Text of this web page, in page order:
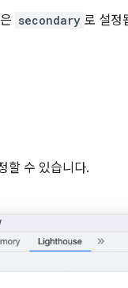
secondary 로 설정
할 수 있습니다.